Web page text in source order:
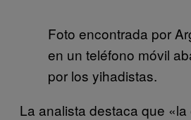
Foto encontrada por
en un teléfono móvil
por los yihadistas.
La analista destaca que